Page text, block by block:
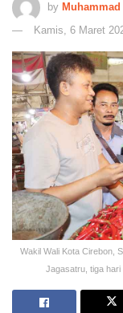
by
Kamis, 6 Maret
Wakil Wali Kota Cirebon,
Jagasatru, tiga